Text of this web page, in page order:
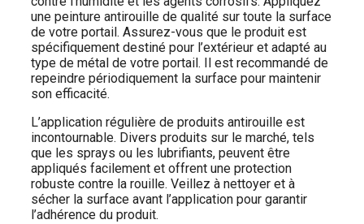
une peinture antirouille de qualité sur toute la surface
de votre portail. Assurez-vous que le produit est
spécifiquement destiné pour l’extérieur et adapté au
type de métal de votre portail. Il est recommandé de
repeindre périodiquement la surface pour maintenir
son efficacité.
L’application régulière de produits antirouille est
incontournable. Divers produits sur le marché, tels
que les sprays ou les lubrifiants, peuvent être
appliqués facilement et offrent une protection
robuste contre la rouille. Veillez à nettoyer et à
sécher la surface avant l’application pour garantir
l’adhérence du produit.